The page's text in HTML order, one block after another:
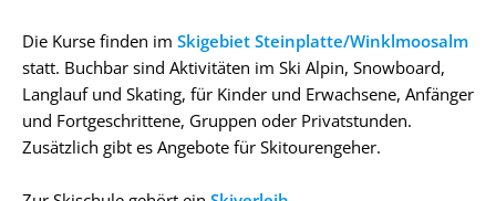
Die Kurse finden im Skigebiet Steinplatte/Winklmoosalm
statt. Buchbar sind Aktivitäten im Ski Alpin, Snowboard,
Langlauf und Skating, für Kinder und Erwachsene, Anfänger
und Fortgeschrittene, Gruppen oder Privatstunden.
Zusätzlich gibt es Angebote für Skitourengeher.